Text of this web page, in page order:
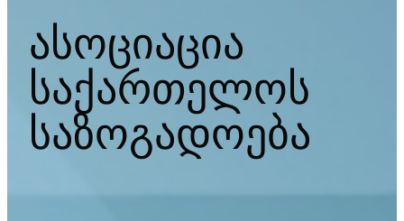
ასოციაცია
საქართელოს
საზოგადოება